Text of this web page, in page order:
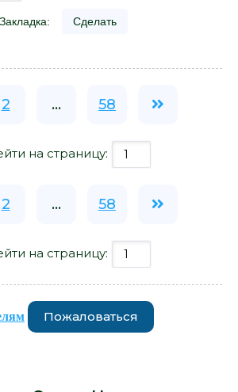
Закладка: Сделать
2 ... 58
на страницу:
2 ... 58
на страницу:
Пожаловаться